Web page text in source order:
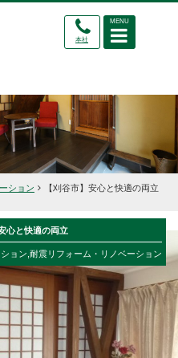
MENU
本社
ション 【刈谷市】安心と快適の両立
心と快適の両立
ョン 耐震リフォーム・リノベーション